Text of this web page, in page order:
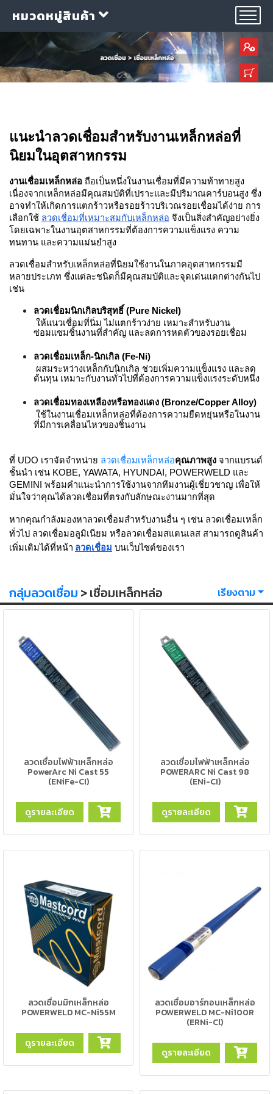
ลวด
เชื่อม
ใบ
ตัด
ใบ
เจียร
เชื่อม
ตัด
เผา
แก๊ส
เครื่อง
ตัด
พลา
สม่า
อะไหล่
สิ้น
เปลือง
สม่า
เครื่อง
เชื่อม
วัสดุ
อุปกรณ์
เคมีภัณฑ์
ลวด
เชื่อม
เชื่อม
เชื่อม
ไฟฟ้า
(MMA)
เชื่อม
หมวดหมู่สินค้า
แนะนำลวดเชื่อมสำหรับงานเหล็กหล่อที่
นิยมในอุตสาหกรรม
งานเชื่อมเหล็กหล่อ ถือเป็นหนึ่งในงานเชื่อมที่มีความท้าทายสูง
เนื่องจากเหล็กหล่อมีคุณสมบัติที่เปราะและมีปริมาณคาร์บอนสูง ซึ่ง
อาจทำให้เกิดการแตกร้าวหรือรอยร้าวบริเวณรอยเชื่อมได้ง่าย การ
เลือกใช้ ลวดเชื่อมที่เหมาะสมกับเหล็กหล่อ จึงเป็นสิ่งสำคัญอย่างยิ่ง
โดยเฉพาะในงานอุตสาหกรรมที่ต้องการความแข็งแรง ความ
ทนทาน และความแม่นยำสูง
ลวดเชื่อมสำหรับเหล็กหล่อที่นิยมใช้งานในภาคอุตสาหกรรมมี
หลายประเภท ซึ่งแต่ละชนิดก็มีคุณสมบัติและจุดเด่นแตกต่างกันไป
เช่น
ลวดเชื่อมนิกเกิลบริสุทธิ์ (Pure Nickel)
ซ่อมแซมชิ้นงานที่สำคัญ และลดการหดตัวของรอยเชื่อม
ลวดเชื่อมเหล็ก-นิกเกิล (Fe-Ni)
ต้นทุน เหมาะกับงานทั่วไปที่ต้องการความแข็งแรงระดับหนึ่ง
ลวดเชื่อมทองเหลืองหรือทองแดง (Bronze/Copper Alloy)
ที่มีการเคลื่อนไหวของชิ้นงาน
ที่ UDO เราจัดจำหน่าย ลวดเชื่อมเหล็กหล่อคุณภาพสูง จากแบรนด์
ชั้นนำ เช่น KOBE, YAWATA, HYUNDAI, POWERWELD และ
GEMINI พร้อมคำแนะนำการใช้งานจากทีมงานผู้เชี่ยวชาญ เพื่อให้
มั่นใจว่าคุณได้ลวดเชื่อมที่ตรงกับลักษณะงานมากที่สุด
หากคุณกำลังมองหาลวดเชื่อมสำหรับงานอื่น ๆ เช่น ลวดเชื่อมเหล็ก
ทั่วไป ลวดเชื่อมอลูมิเนียม หรือลวดเชื่อมสแตนเลส สามารถดูสินค้า
เพิ่มเติมได้ที่หน้า ลวดเชื่อม บนเว็บไซต์ของเรา
กลุ่มลวดเชื่อม > เชื่อมเหล็กหล่อ เรียงตาม
ลวดเชื่อมไฟฟ้าเหล็กหล่อ
PowerArc Ni Cast 55
(ENiFe-CI)
ดูรายละเอียด
ลวดเชื่อมไฟฟ้าเหล็กหล่อ
POWERARC Ni Cast 98
(ENi-CI)
ดูรายละเอียด
ลวดเชื่อมมิกเหล็กหล่อ
POWERWELD MC-Ni55M
ดูรายละเอียด
ลวดเชื่อมอาร์กอนเหล็กหล่อ
POWERWELD MC-Ni100R
(ERNi-Cl)
ดูรายละเอียด